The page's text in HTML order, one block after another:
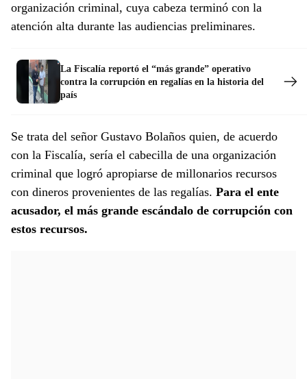
organización criminal, cuya cabeza terminó con la
atención alta durante las audiencias preliminares.
La Fiscalía reportó el “más grande” operativo
contra la corrupción en regalías en la historia del
país
Se trata del señor Gustavo Bolaños quien, de acuerdo
con la Fiscalía, sería el cabecilla de una organización
criminal que logró apropiarse de millonarios recursos
con dineros provenientes de las regalías. Para el ente
acusador, el más grande escándalo de corrupción con
estos recursos.